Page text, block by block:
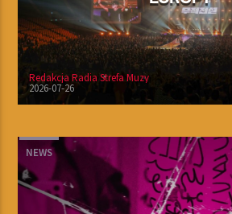
Redakcja Radia Strefa Muzy
2026-07-26
NEWS